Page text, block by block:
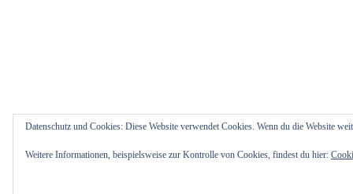
Datenschutz und Cookies: Diese Website verwendet Cookies. Wenn du die Website
Weitere Informationen, beispielsweise zur Kontrolle von Cookies, findest du hier: